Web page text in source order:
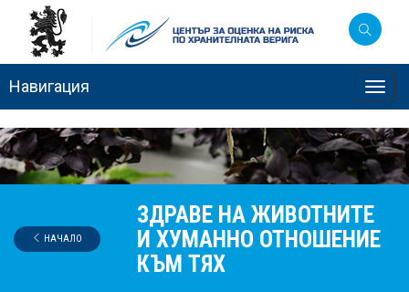
Навигация
ЗДРАВЕ НА ЖИВОТНИТЕ
И ХУМАННО ОТНОШЕНИЕ
КЪМ ТЯХ
НАЧАЛО